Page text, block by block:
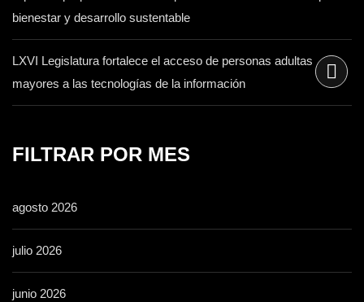
bienestar y desarrollo sustentable
LXVI Legislatura fortalece el acceso de personas adultas
mayores a las tecnologías de la información
FILTRAR POR MES
agosto 2026
julio 2026
junio 2026